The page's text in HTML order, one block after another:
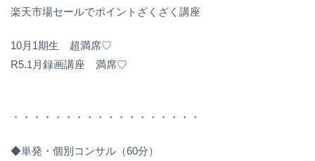
楽天市場セールでポイントざくざく講座
10月1期生 超満席♡
R5.1月録画講座 満席♡
・・・・・・・・・・・・・・・・・・
◆単発・個別コンサル（60分）